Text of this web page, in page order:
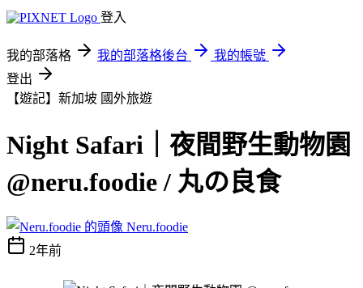
登入
我的部落格 我的部落格後台
我的帳號
登出
【遊記】新加坡 國外旅遊
Night Safari｜夜間野生動物園
@neru.foodie / 丸の良食
Neru.foodie
2年前